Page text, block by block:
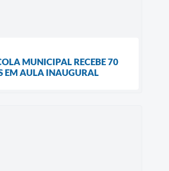
MUNICIPAL RECEBE 70
EM AULA INAUGURAL